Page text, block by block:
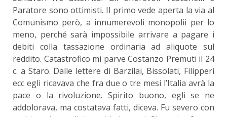
Paratore sono ottimisti. Il primo vede aperta la via al
Comunismo però, a innumerevoli monopolii per lo
meno, perché sarà impossibile arrivare a pagare i
debiti colla tassazione ordinaria ad aliquote sul
reddito. Catastrofico mi parve Costanzo Premuti il 24
c. a Staro. Dalle lettere di Barzilai, Bissolati, Filipperi
ecc egli ricavava che fra due o tre mesi l’Italia avrà la
pace o la rivoluzione. Spirito buono, egli se ne
addolorava, ma costatava fatti, diceva. Fu severo con